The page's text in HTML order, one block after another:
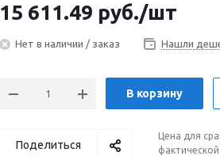
15 611.49 руб./шт
Нет в наличии / заказ Нашли
В корзину
Поделиться
Цена для
фактической